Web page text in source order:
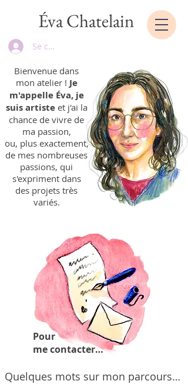
Éva Chatelain
Se connecter
Bienvenue dans
mon atelier ! Je
m'appelle Éva, je
suis artisteet j'ai la
chance de vivre de
ma passion,
ou, plus exactement,
de mes nombreuses
passions, qui
s'expriment dans
des projets très
variés.
Pour
me contacter…
Quelques mots sur mon parcours…